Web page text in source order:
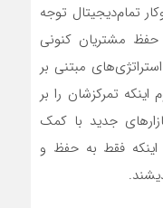
تمام‌دیجیتال توجه
حفظ مشتریان کنونی
مبتنی بر
تمرکزشان را بر
جدید با کمک
اینکه فقط به حفظ و